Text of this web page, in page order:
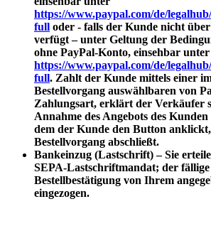
https://www.paypal.com/de/
full oder - falls der Kunde nicht
verfügt – unter Geltung der
ohne PayPal-Konto, einsehbar unter
https://www.paypal.com/de/
full. Zahlt der Kunde mittels einer
Bestellvorgang auswählbaren von
Zahlungsart, erklärt der Verkäufer
Annahme des Angebots des
dem der Kunde den Button
Bestellvorgang abschließt.
Bankeinzug (Lastschrift) – Sie
SEPA‑Lastschriftmandat; der
Bestellbestätigung von Ihrem
eingezogen.